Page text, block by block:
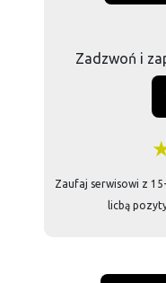
Zadzwoń i
Zaufaj serwisowi z
licbą